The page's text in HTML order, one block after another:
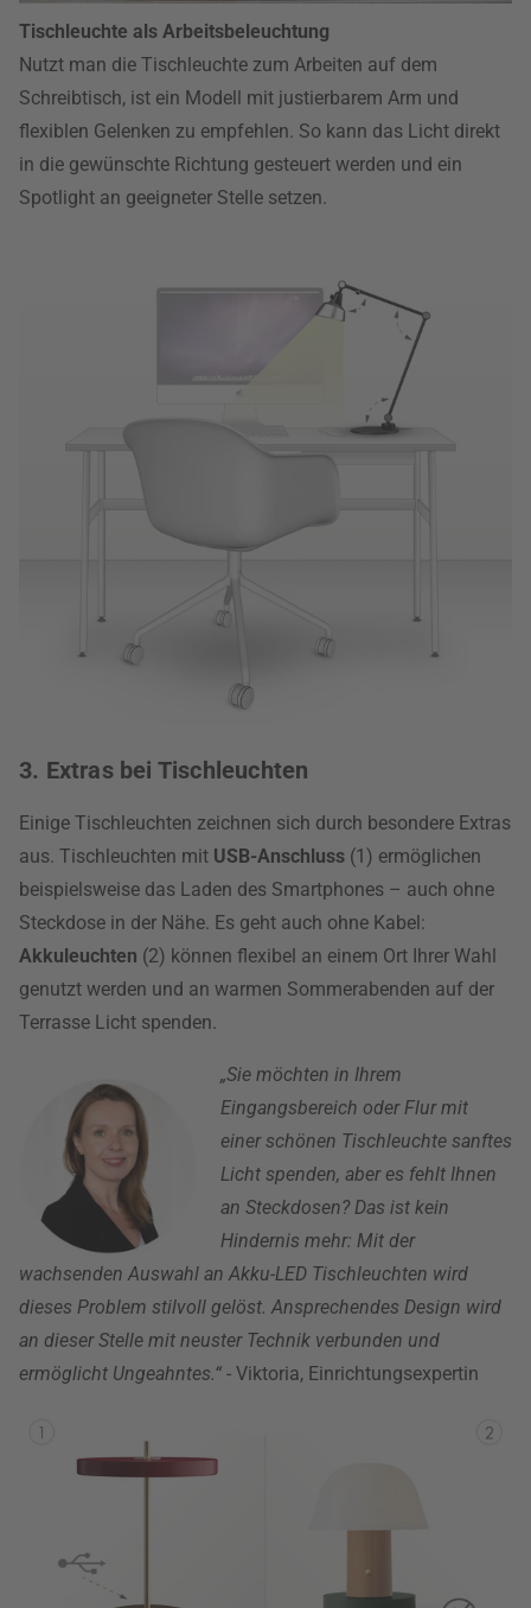
Tischleuchte als Arbeitsbeleuchtung
Nutzt man die Tischleuchte zum Arbeiten auf dem
Schreibtisch, ist ein Modell mit justierbarem Arm und
flexiblen Gelenken zu empfehlen. So kann das Licht direkt
in die gewünschte Richtung gesteuert werden und ein
Spotlight an geeigneter Stelle setzen.
3. Extras bei Tischleuchten
Einige Tischleuchten zeichnen sich durch besondere Extras
aus. Tischleuchten mit USB-Anschluss (1) ermöglichen
beispielsweise das Laden des Smartphones – auch ohne
Steckdose in der Nähe. Es geht auch ohne Kabel:
Akkuleuchten (2) können flexibel an einem Ort Ihrer Wahl
genutzt werden und an warmen Sommerabenden auf der
Terrasse Licht spenden.
„Sie möchten in Ihrem
Eingangsbereich oder Flur mit
einer schönen Tischleuchte sanftes
Licht spenden, aber es fehlt Ihnen
an Steckdosen? Das ist kein
Hindernis mehr: Mit der
wachsenden Auswahl an Akku-LED Tischleuchten wird
dieses Problem stilvoll gelöst. Ansprechendes Design wird
an dieser Stelle mit neuster Technik verbunden und
ermöglicht Ungeahntes.“ - Viktoria, Einrichtungsexpertin